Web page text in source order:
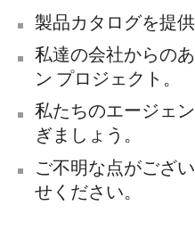
製品カタログを提供
私達の会社からの
ン プロジェクト。
私たちのエージェ
ぎましょう。
ご不明な点がござ
せください。